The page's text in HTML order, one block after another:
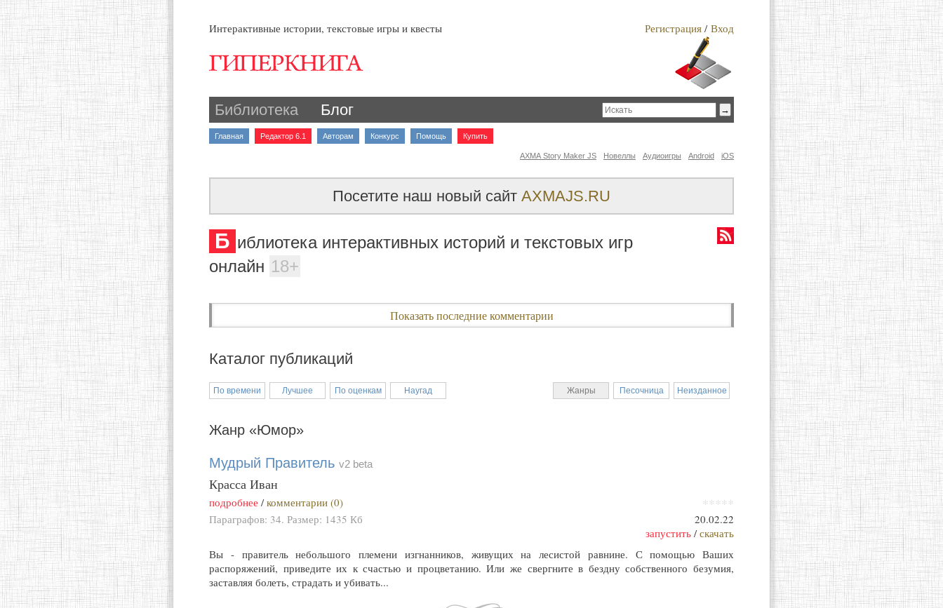
Интерактивные истории, текстовые игры и квесты Регистрация / Вход
Библиотека Блог
Главная Редактор 6.1 Авторам Конкурс Помощь Купить
iOS
Android
Аудиоигры
Новеллы
AXMA Story Maker JS
Посетите наш новый сайт AXMAJS.RU
Б иблиотека интерактивных историй и текстовых игр
онлайн 18+
Показать последние комментарии
Каталог публикаций
По времени Лучшее По оценкам Наугад Неизданное
Песочница
Жанры
Жанр «Юмор»
Мудрый Правитель v2 beta
Красса Иван
подробнее /комментарии (0) *****
Параграфов: 34. Размер: 1435 Кб
20.02.22
запустить /скачать
Вы - правитель небольшого племени изгнанников, живущих на лесистой равнине. С помощью Ваших
распоряжений, приведите их к счастью и процветанию. Или же свергните в бездну собственного безумия,
заставляя болеть, страдать и убивать...